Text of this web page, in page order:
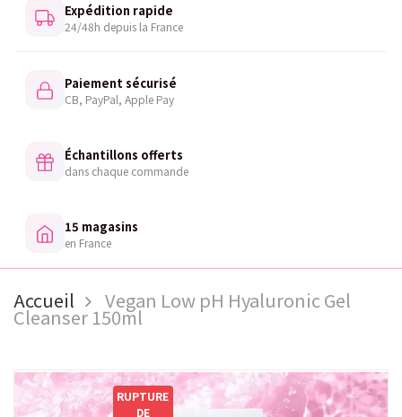
Expédition rapide
24/48h depuis la France
Paiement sécurisé
CB, PayPal, Apple Pay
Échantillons offerts
dans chaque commande
15 magasins
en France
Accueil Vegan Low pH Hyaluronic Gel
Cleanser 150ml
RUPTURE
DE